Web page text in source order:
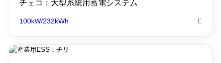
チェコ：大型系統用蓄電システム
100kW/232kWh 